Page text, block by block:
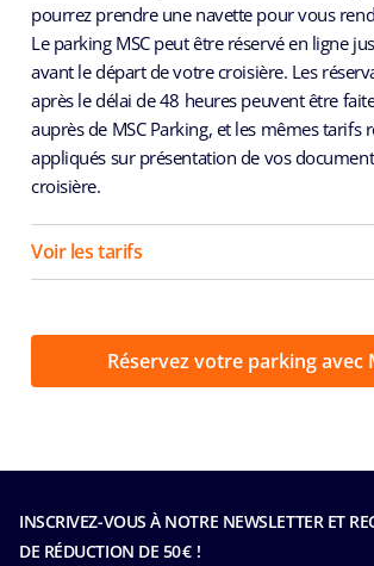
Réservez votre parking avec
pourrez prendre une navette pour vous
Le parking MSC peut être réservé en ligne
avant le départ de votre croisière. Les
après le délai de 48 heures peuvent être
auprès de MSC Parking, et les mêmes tarifs
appliqués sur présentation de vos
croisière.
Voir les tarifs
INSCRIVEZ-VOUS À NOTRE NEWSLETTER ET
DE RÉDUCTION DE 50 € !